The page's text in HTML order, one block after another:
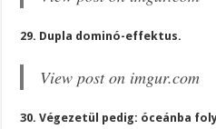
29. Dupla dominó-effektus.
View post on imgur.com
30. Végezetül pedig: óceánba